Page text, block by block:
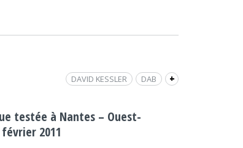
+
DAB
DAVID KESSLER
REVUE DE PRESSE
RNT
DE BRETAGNE
testée à Nantes – Ouest-
2011